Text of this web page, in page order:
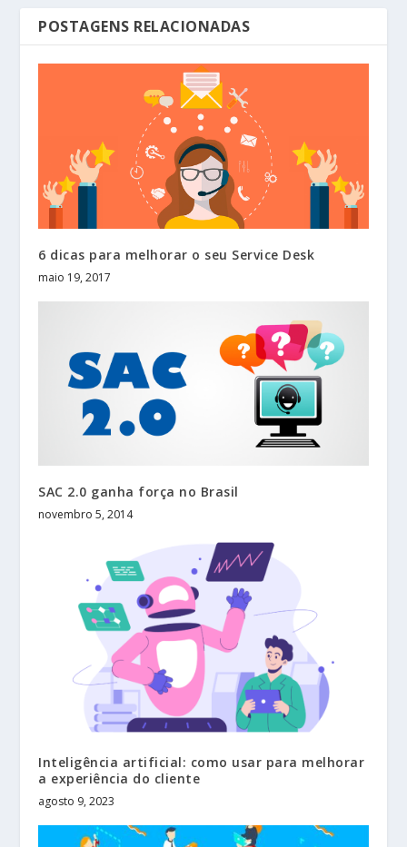
POSTAGENS RELACIONADAS
6 dicas para melhorar o seu Service Desk
maio 19, 2017
SAC 2.0 ganha força no Brasil
novembro 5, 2014
Inteligência artificial: como usar para melhorar
a experiência do cliente
agosto 9, 2023